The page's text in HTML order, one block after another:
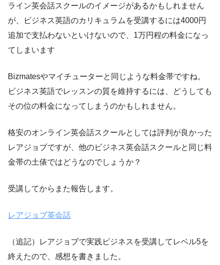
ライン英会話スクールのイメージがあるかもしれません
が、ビジネス英語のカリキュラムを受講するには4000円
追加で支払わないといけないので、1万円程の料金になっ
てしまいます
Bizmatesやマイチューターと同じような料金帯ですね。
ビジネス英語でレッスンの質を維持するには、どうしても
その位の料金になってしまうのかもしれません。
格安のオンライン英会話スクールとしては評判が良かった
レアジョブですが、他のビジネス英会話スクールと同じ料
金帯の土俵ではどうなのでしょうか？
受講してからまた報告します。
レアジョブ英会話
（追記）レアジョブで実践ビジネスを受講してレベル5を
終えたので、感想を書きました。